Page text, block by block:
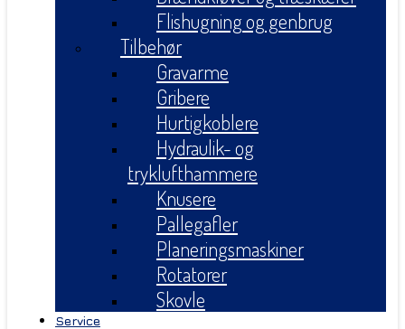
Flishugning og genbrug
Tilbehør
Gravarme
Gribere
Hurtigkoblere
Hydraulik- og
tryklufthammere
Knusere
Pallegafler
Planeringsmaskiner
Rotatorer
Skovle
Service